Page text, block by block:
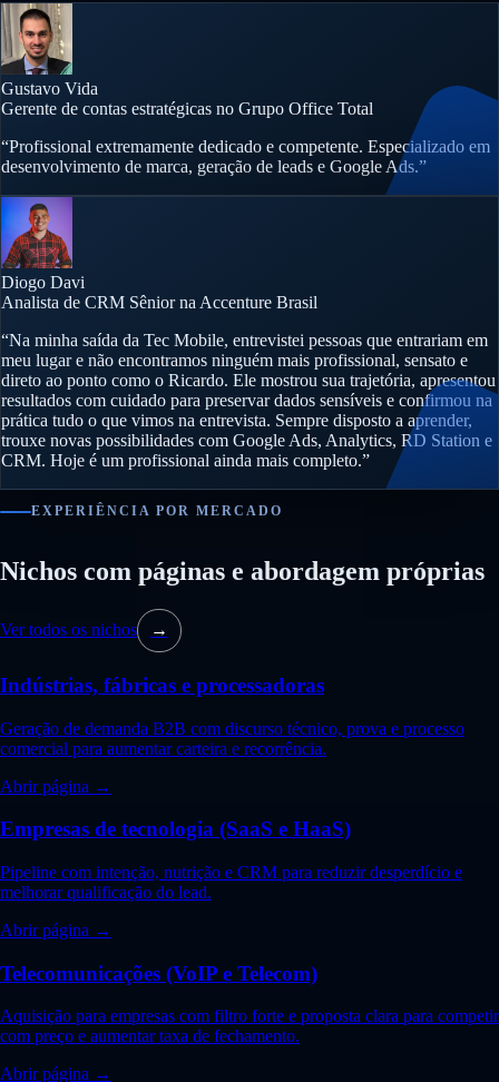
Gustavo Vida
Gerente de contas estratégicas no Grupo Office Total
“Profissional extremamente dedicado e competente. Especializado em
desenvolvimento de marca, geração de leads e Google Ads.”
Diogo Davi
Analista de CRM Sênior na Accenture Brasil
“Na minha saída da Tec Mobile, entrevistei pessoas que entrariam em
meu lugar e não encontramos ninguém mais profissional, sensato e
direto ao ponto como o Ricardo. Ele mostrou sua trajetória, apresentou
resultados com cuidado para preservar dados sensíveis e confirmou na
prática tudo o que vimos na entrevista. Sempre disposto a aprender,
trouxe novas possibilidades com Google Ads, Analytics, RD Station e
CRM. Hoje é um profissional ainda mais completo.”
EXPERIÊNCIA POR MERCADO
Nichos com páginas e abordagem próprias
Ver todos os nichos →
Indústrias, fábricas e processadoras
Geração de demanda B2B com discurso técnico, prova e processo
comercial para aumentar carteira e recorrência.
Abrir página →
Empresas de tecnologia (SaaS e HaaS)
Pipeline com intenção, nutrição e CRM para reduzir desperdício e
melhorar qualificação do lead.
Abrir página →
Telecomunicações (VoIP e Telecom)
Aquisição para empresas com filtro forte e proposta clara para competir
com preço e aumentar taxa de fechamento.
Abrir página →